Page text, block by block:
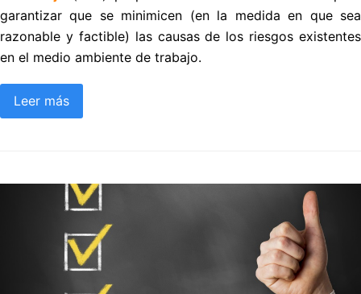
garantizar que se minimicen (en la medida en que sea
razonable y factible) las causas de los riesgos existentes
en el medio ambiente de trabajo.
Leer más